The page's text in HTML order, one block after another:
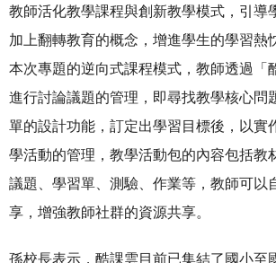
教師活化教學課程與創新教學模式，引導
加上翻轉教育的概念，增進學生的學習熱
本次專題的逆向式課程模式，教師透過「
進行討論議題的管理，即尋找教學核心問
單的設計功能，訂定出學習目標後，以實
學活動的管理，教學活動包的內容包括教
議題、學習單、測驗、作業等，教師可以
享，增強教師社群的資源共享。
孫校長表示，酷課雲目前已集結了國小至